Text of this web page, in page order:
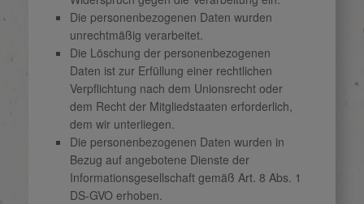
Die personenbezogenen Daten wurden
unrechtmäßig verarbeitet.
Die Löschung der personenbezogenen
Daten ist zur Erfüllung einer rechtlichen
Verpflichtung nach dem Unionsrecht oder
dem Recht der Mitgliedstaaten erforderlich,
dem wir unterliegen.
Die personenbezogenen Daten wurden in
Bezug auf angebotene Dienste der
Informationsgesellschaft gemäß Art. 8 Abs. 1
DS-GVO erhoben.